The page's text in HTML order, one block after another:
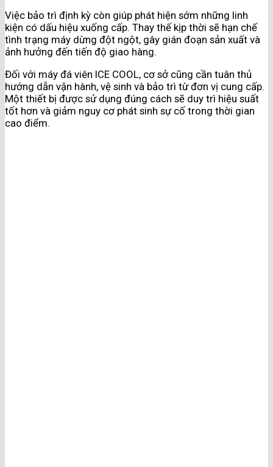
Việc bảo trì định kỳ còn giúp phát hiện sớm những linh
kiện có dấu hiệu xuống cấp. Thay thế kịp thời sẽ hạn chế
tình trạng máy dừng đột ngột, gây gián đoạn sản xuất và
ảnh hưởng đến tiến độ giao hàng.
Đối với máy đá viên ICE COOL, cơ sở cũng cần tuân thủ
hướng dẫn vận hành, vệ sinh và bảo trì từ đơn vị cung cấp.
Một thiết bị được sử dụng đúng cách sẽ duy trì hiệu suất
tốt hơn và giảm nguy cơ phát sinh sự cố trong thời gian
cao điểm.